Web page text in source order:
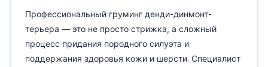
Профессиональный груминг денди-динмонт-
терьера — это не просто стрижка, а сложный
процесс придания породного силуэта и
поддержания здоровья кожи и шерсти. Специалист